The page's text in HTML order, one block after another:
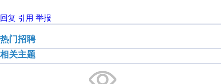
回复 引用 举报
热门招聘
相关主题